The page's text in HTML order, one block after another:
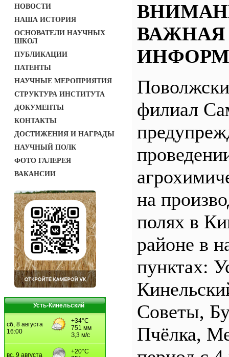
НОВОСТИ
НАША ИСТОРИЯ
ОСНОВАТЕЛИ НАУЧНЫХ
ШКОЛ
ПУБЛИКАЦИИ
ПАТЕНТЫ
НАУЧНЫЕ МЕРОПРИЯТИЯ
СТРУКТУРА ИНСТИТУТА
ДОКУМЕНТЫ
КОНТАКТЫ
ДОСТИЖЕНИЯ И НАГРАДЫ
НАУЧНЫЙ ПОЛК
ФОТО ГАЛЕРЕЯ
ВАКАНСИИ
Усть-Кинельский
ВАЖНАЯ
филиал
на
полях в
районе в
пунктах:
Советы,
Пчёлка,